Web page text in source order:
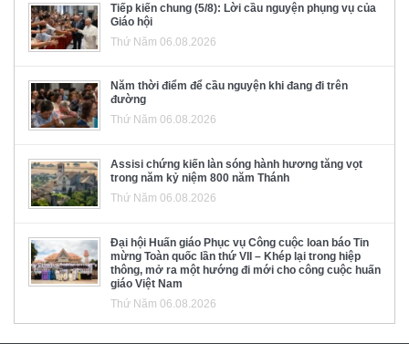
Tiếp kiến chung (5/8): Lời cầu nguyện phụng vụ của
Giáo hội
Thứ Năm 06.08.2026
Năm thời điểm để cầu nguyện khi đang đi trên
đường
Thứ Năm 06.08.2026
Assisi chứng kiến làn sóng hành hương tăng vọt
trong năm kỷ niệm 800 năm Thánh
Thứ Năm 06.08.2026
Đại hội Huấn giáo Phục vụ Công cuộc loan báo Tin
mừng Toàn quốc lần thứ VII – Khép lại trong hiệp
thông, mở ra một hướng đi mới cho công cuộc huấn
giáo Việt Nam
Thứ Năm 06.08.2026